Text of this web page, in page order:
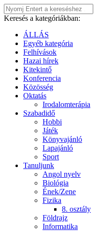
Keresés a kategóriákban:
ÁLLÁS
Egyéb kategória
Felhívások
Hazai hírek
Kitekintő
Konferencia
Közösség
Oktatás
Irodalomterápia
Szabadidő
Hobbi
Játék
Könyvajánló
Lapajánló
Sport
Tanuljunk
Angol nyelv
Biológia
Ének/Zene
Fizika
8. osztály
Földrajz
Informatika